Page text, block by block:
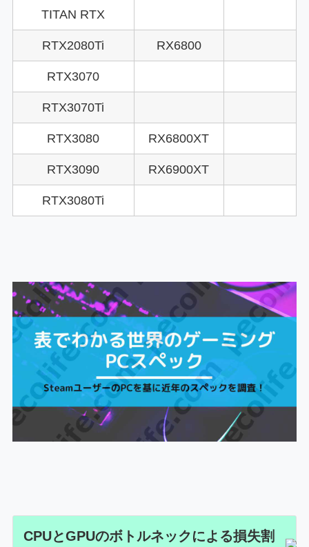
TITAN RTX
RTX2080Ti RX6800
RTX3070
RTX3070Ti
RTX3080 RX6800XT
RTX3090 RX6900XT
RTX3080Ti
CPUとGPUのボトルネックによる損失割